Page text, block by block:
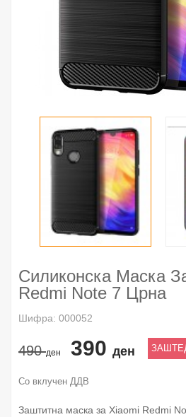
Силиконска Маска
Redmi Note 7 Црна
Шифра: 000052
490ден 390 ден
Со вклучен ДДВ
Заштитна маска за Xiaomi Redmi